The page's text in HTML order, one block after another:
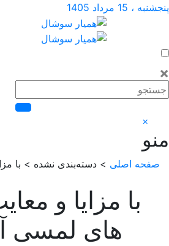
مرداد 1405
اصلی> دسته‌بندی نشده > با مزایا
با مزایا و
‌های لمسی